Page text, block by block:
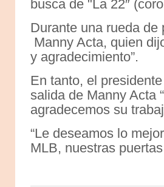
busca de "La 22″
Durante una rueda de
Manny Acta, quien
y agradecimiento”.
En tanto, el
salida de Manny Acta
agradecemos su
“Le deseamos lo
MLB, nuestras